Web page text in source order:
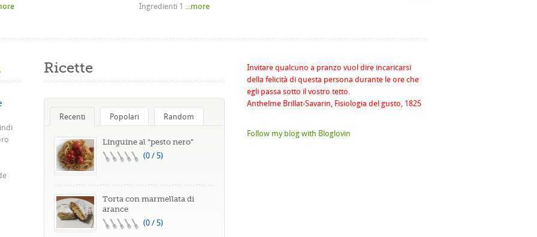
Ingredienti 1 ...more
Ricette
Recenti Popolari Random
Linguine al “pesto nero”
(0 / 5)
Torta con marmellata di
arance
(0 / 5)
Invitare qualcuno a pranzo vuol dire incaricarsi
della felicità di questa persona durante le ore che
egli passa sotto il vostro tetto.
Anthelme Brillat-Savarin, Fisiologia del gusto, 1825
Follow my blog with Bloglovin